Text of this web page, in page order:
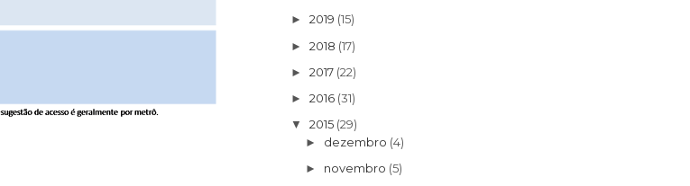
► 2019 (15)
► 2018 (17)
► 2017 (22)
► 2016 (31)
▼ 2015 (29)
► dezembro (4)
► novembro (5)